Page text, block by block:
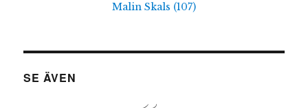
Malin Skals (107)
SE ÄVEN